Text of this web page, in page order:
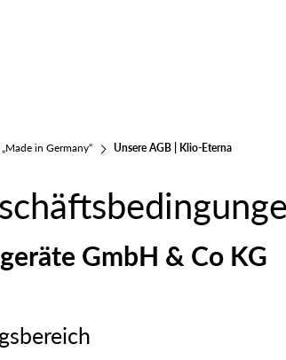
in Germany“ Unsere AGB | Klio-Eterna
GmbH & Co KG